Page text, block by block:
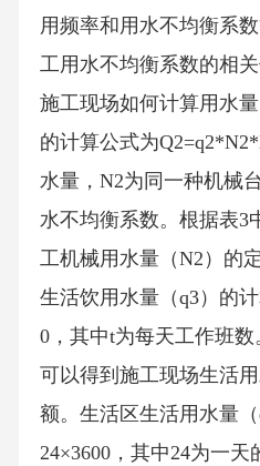
用频率和用水不均衡系
工用水不均衡系数的相
施工现场如何计算用水
的计算公式为
水量，N2为同一种机械
水不均衡系数。根据表3
工机械用水量（N2）的
生活饮用水量（q3）的
0，其中t为每天工作班数
可以得到施工现场生活
额。生活区生活用水量
24×3600，其中24为一